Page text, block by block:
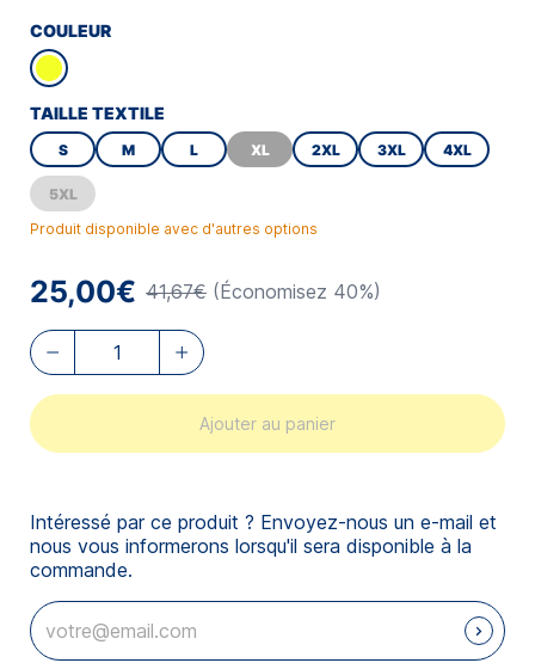
COULEUR
TAILLE TEXTILE
S M L XL 2XL 3XL 4XL
5XL
Produit disponible avec d'autres options
25,00€ 41,67€ (Économisez 40%)
Ajouter au panier
Intéressé par ce produit ? Envoyez-nous un e-mail et
nous vous informerons lorsqu'il sera disponible à la
commande.